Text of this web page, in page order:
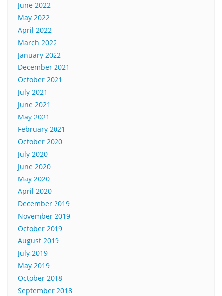
June 2022
May 2022
April 2022
March 2022
January 2022
December 2021
October 2021
July 2021
June 2021
May 2021
February 2021
October 2020
July 2020
June 2020
May 2020
April 2020
December 2019
November 2019
October 2019
August 2019
July 2019
May 2019
October 2018
September 2018